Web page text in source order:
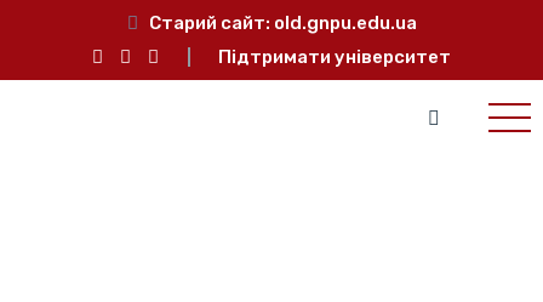
Старий сайт: old.gnpu.edu.ua
Підтримати університет